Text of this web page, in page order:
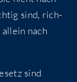
sind, rich­
nach
sind